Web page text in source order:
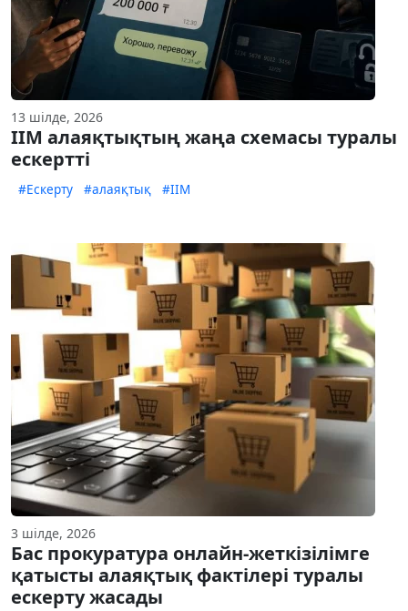
13 шілде, 2026
ІІМ алаяқтықтың жаңа схемасы туралы
ескертті
#Ескерту #алаяқтық #ІІМ
3 шілде, 2026
Бас прокуратура онлайн-жеткізілімге
қатысты алаяқтық фактілері туралы
ескерту жасады